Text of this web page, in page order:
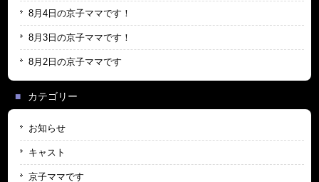
8月4日の京子ママです！
8月3日の京子ママです！
8月2日の京子ママです
カテゴリー
お知らせ
キャスト
京子ママです